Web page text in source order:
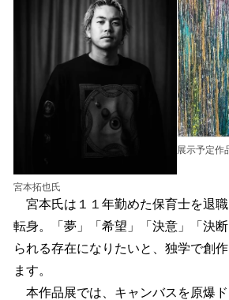
宮本拓也氏
展示予定作
宮本氏は１１年勤めた保育士を退
転身。「夢」「希望」「決意」「決
られる存在になりたいと、独学で創
ます。
本作品展では、キャンバスを原爆